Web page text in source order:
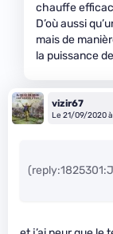
chauffe
D’où aussi
mais de
la puissance
vizir67
Le 21/09/2020